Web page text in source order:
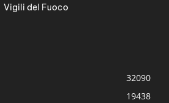
Vigili del Fuoco
32090
19438